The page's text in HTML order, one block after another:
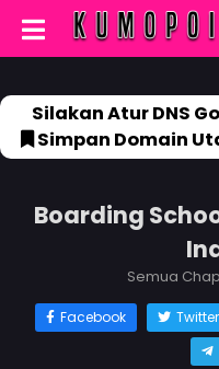
Silakan Atur DNS
Simpan Domain
Boarding
Semua
Facebook Twitter